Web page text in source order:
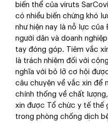
biến thể của viruts
có nhiều biến chứng khó
như hiện nay là nỗ lực của
người dân và doanh
tay đóng góp. Tiêm vắc
là trách nhiệm đối với
nghĩa với bỏ lỡ cơ hội
câu chuyện về vắc xin để
chính thống về chất
xin được Tổ chức y tế thế
trong phòng chống dịch